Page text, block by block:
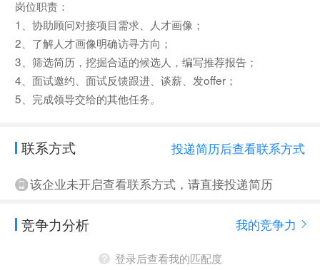
岗位职责：
1、协助顾问对接项目需求、人才画像；
2、了解人才画像明确访寻方向；
3、筛选简历，挖掘合适的候选人，编写推荐报告；
4、面试邀约、面试反馈跟进、谈薪、发offer；
5、完成领导交给的其他任务。
联系方式 投递简历后查看联系方式
该企业未开启查看联系方式，请直接投递简历
竞争力分析 我的竞争力
登录后查看我的匹配度